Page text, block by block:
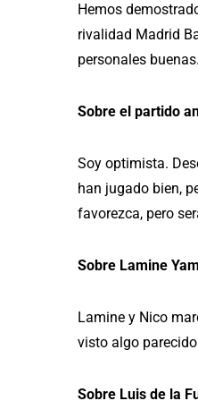
Hemos
rivalidad Madrid
personales buenas.
Sobre el partido
Soy optimista.
han jugado bien,
favorezca, pero
Sobre Lamine
Lamine y Nico
visto algo
Sobre Luis de la